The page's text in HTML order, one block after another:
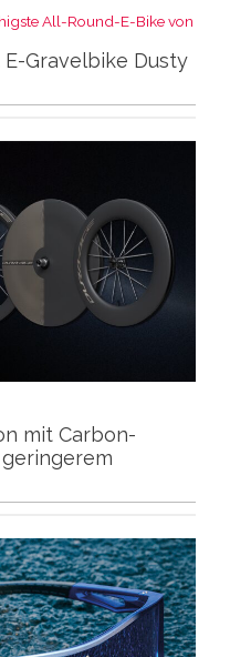
All-Round-E-Bike von
Gravelbike Dusty
mit Carbon-